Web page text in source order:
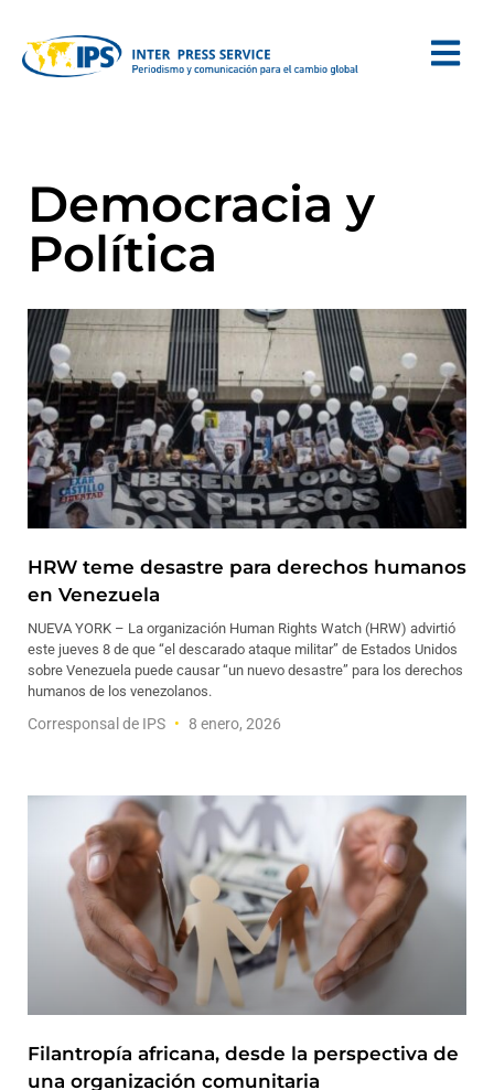
Democracia y
Política
HRW teme desastre para derechos humanos
en Venezuela
NUEVA YORK – La organización Human Rights Watch (HRW) advirtió
este jueves 8 de que “el descarado ataque militar” de Estados Unidos
sobre Venezuela puede causar “un nuevo desastre” para los derechos
humanos de los venezolanos.
Corresponsal de IPS 8 enero, 2026
Filantropía africana, desde la perspectiva de
una organización comunitaria